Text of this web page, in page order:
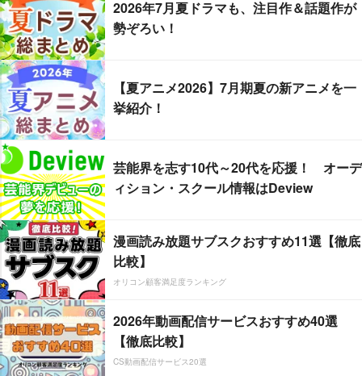
2026年7月夏ドラマも、注目作＆話題作が
勢ぞろい！
【夏アニメ2026】7月期夏の新アニメを一
挙紹介！
芸能界を志す10代～20代を応援！ オーデ
ィション・スクール情報はDeview
漫画読み放題サブスクおすすめ11選【徹底
比較】
オリコン顧客満足度ランキング
2026年動画配信サービスおすすめ40選
【徹底比較】
CS動画配信サービス20選